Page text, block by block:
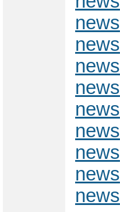
news
news
news
news
news
news
news
news
news